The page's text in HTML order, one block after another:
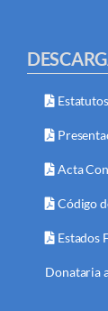
Acta
Código
Estados
Donataria